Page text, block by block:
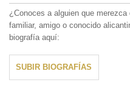
¿Conoces a alguien que
familiar, amigo o conocido
biografía aquí:
SUBIR BIOGRAFÍAS